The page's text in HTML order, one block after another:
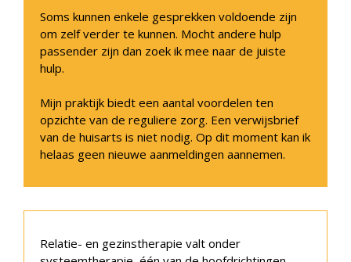
Soms kunnen enkele gesprekken voldoende zijn
om zelf verder te kunnen. Mocht andere hulp
passender zijn dan zoek ik mee naar de juiste
hulp.
Mijn praktijk biedt een aantal voordelen ten
opzichte van de reguliere zorg. Een verwijsbrief
van de huisarts is niet nodig. Op dit moment kan ik
helaas geen nieuwe aanmeldingen aannemen.
Relatie- en gezinstherapie valt onder